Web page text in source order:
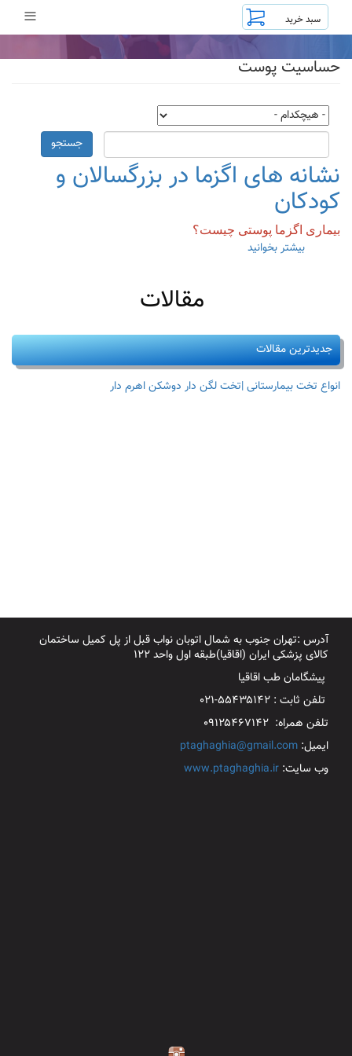
محتوای
≡
حساسیت پوست
جستجو
نشانه های اگزما در بزرگسالان و
کودکان
بیماری اگزما پوستی چیست؟
بیشتر بخوانید
و
کودکان
مقالات
جدیدترین مقالات
انواع تخت بیمارستانی |تخت لگن دار دوشکن اهرم دار
آدرس :تهران جنوب به شمال اتوبان نواب قبل از پل کمیل ساختمان
کالای پزشکی ایران (اقاقیا)طبقه اول واحد ۱۲۲
پیشگامان طب اقاقیا
تلفن ثابت : ۵۵۴۳۵۱۴۲-۰۲۱
تلفن همراه: ۰۹۱۲۵۴۶۷۱۴۲
ایمیل: ptaghaghia@gmail.com
وب سایت: www.ptaghaghia.ir